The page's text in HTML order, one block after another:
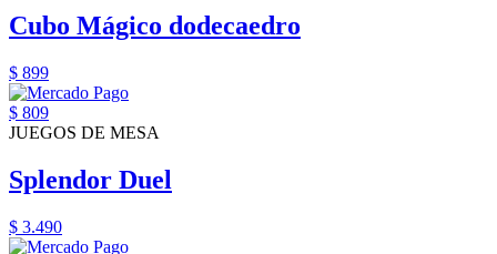
Cubo Mágico dodecaedro
$ 899
$ 809
JUEGOS DE MESA
Splendor Duel
$ 3.490